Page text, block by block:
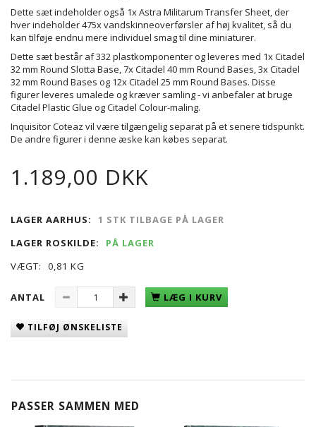
Dette sæt indeholder også 1x Astra Militarum Transfer Sheet, der
hver indeholder 475x vandskinneoverførsler af høj kvalitet, så du
kan tilføje endnu mere individuel smag til dine miniaturer.
Dette sæt består af 332 plastkomponenter og leveres med 1x Citadel
32 mm Round Slotta Base, 7x Citadel 40 mm Round Bases, 3x Citadel
32 mm Round Bases og 12x Citadel 25 mm Round Bases. Disse
figurer leveres umalede og kræver samling - vi anbefaler at bruge
Citadel Plastic Glue og Citadel Colour-maling.
Inquisitor Coteaz vil være tilgængelig separat på et senere tidspunkt.
De andre figurer i denne æske kan købes separat.
1.189,00 DKK
LAGER AARHUS:
1 STK TILBAGE PÅ LAGER
LAGER ROSKILDE:
PÅ LAGER
VÆGT:
0,81 KG
ANTAL LÆG I KURV
TILFØJ ØNSKELISTE
PASSER SAMMEN MED